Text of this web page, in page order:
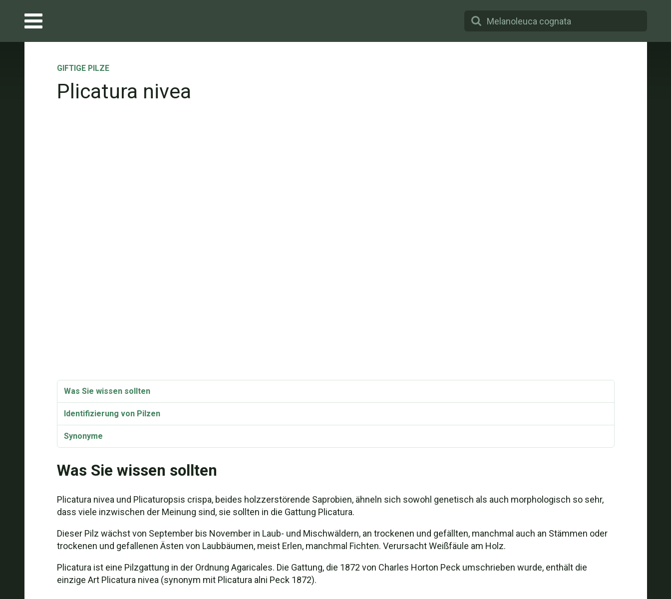
GIFTIGE PILZE
Plicatura nivea
Was Sie wissen sollten
Identifizierung von Pilzen
Synonyme
Was Sie wissen sollten
Plicatura nivea und Plicaturopsis crispa, beides holzzerstörende Saprobien, ähneln sich sowohl genetisch als auch morphologisch so sehr,
dass viele inzwischen der Meinung sind, sie sollten in die Gattung Plicatura.
Dieser Pilz wächst von September bis November in Laub- und Mischwäldern, an trockenen und gefällten, manchmal auch an Stämmen oder
trockenen und gefallenen Ästen von Laubbäumen, meist Erlen, manchmal Fichten. Verursacht Weißfäule am Holz.
Plicatura ist eine Pilzgattung in der Ordnung Agaricales. Die Gattung, die 1872 von Charles Horton Peck umschrieben wurde, enthält die
einzige Art Plicatura nivea (synonym mit Plicatura alni Peck 1872).